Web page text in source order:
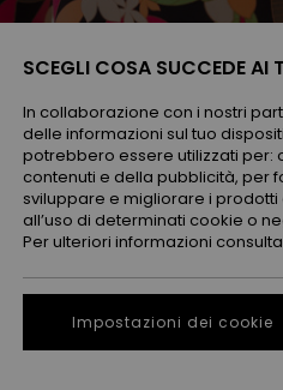
SCEGLI COSA SUCCEDE AI
In collaborazione con i nostri
delle informazioni sul tuo
potrebbero essere utilizzati per:
contenuti e della pubblicità, per
sviluppare e migliorare i
all’uso di determinati cookie o
Per ulteriori informazioni
Impostazioni dei cookie